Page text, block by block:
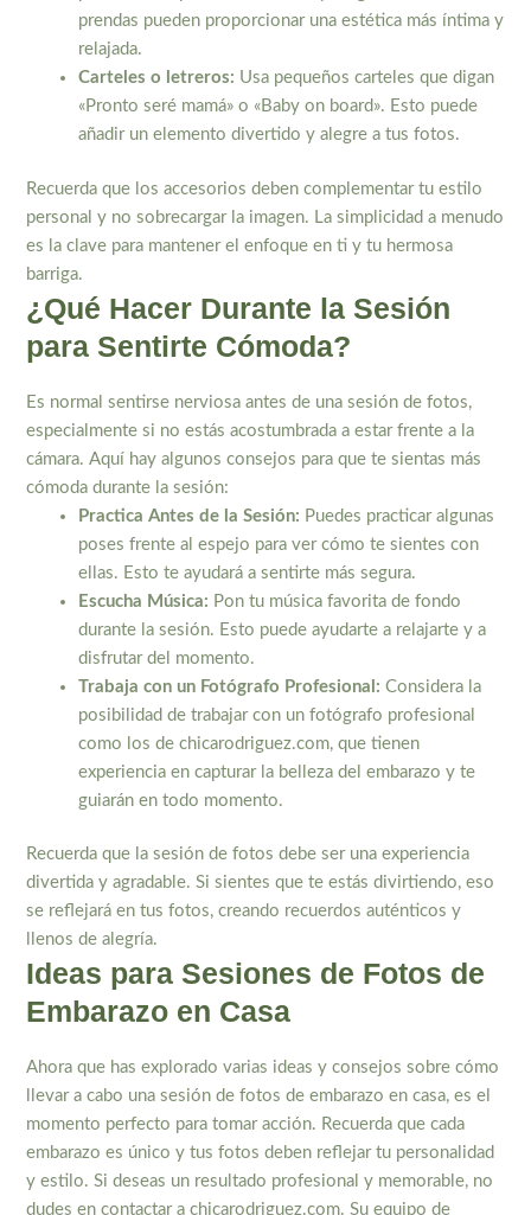
prendas pueden proporcionar una estética más íntima y
relajada.
Carteles o letreros: Usa pequeños carteles que digan
«Pronto seré mamá» o «Baby on board». Esto puede
añadir un elemento divertido y alegre a tus fotos.
Recuerda que los accesorios deben complementar tu estilo
personal y no sobrecargar la imagen. La simplicidad a menudo
es la clave para mantener el enfoque en ti y tu hermosa
barriga.
¿Qué Hacer Durante la Sesión
para Sentirte Cómoda?
Es normal sentirse nerviosa antes de una sesión de fotos,
especialmente si no estás acostumbrada a estar frente a la
cámara. Aquí hay algunos consejos para que te sientas más
cómoda durante la sesión:
Practica Antes de la Sesión: Puedes practicar algunas
poses frente al espejo para ver cómo te sientes con
ellas. Esto te ayudará a sentirte más segura.
Escucha Música: Pon tu música favorita de fondo
durante la sesión. Esto puede ayudarte a relajarte y a
disfrutar del momento.
Trabaja con un Fotógrafo Profesional: Considera la
posibilidad de trabajar con un fotógrafo profesional
como los de chicarodriguez.com, que tienen
experiencia en capturar la belleza del embarazo y te
guiarán en todo momento.
Recuerda que la sesión de fotos debe ser una experiencia
divertida y agradable. Si sientes que te estás divirtiendo, eso
se reflejará en tus fotos, creando recuerdos auténticos y
llenos de alegría.
Ideas para Sesiones de Fotos de
Embarazo en Casa
Ahora que has explorado varias ideas y consejos sobre cómo
llevar a cabo una sesión de fotos de embarazo en casa, es el
momento perfecto para tomar acción. Recuerda que cada
embarazo es único y tus fotos deben reflejar tu personalidad
y estilo. Si deseas un resultado profesional y memorable, no
dudes en contactar a chicarodriguez.com. Su equipo de